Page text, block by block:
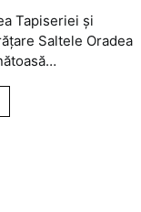
Tapiseriei și
Saltele Oradea